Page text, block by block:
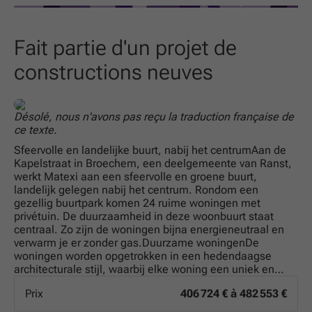
commerces et infrastructures nécessaires au quotidien.
également aux résidents de profiter d’un environnement
serein. Pour les acheteurs intéressés par cette
opportunité exceptionnelle, il est conseillé de prendre
Christophe Blassieaux au
pour organiser une visite ou obtenir plus d’informations
de Broechem.
* Ce texte est généré à partir d’une intelligence artificielle.
Fait partie d'un projet de
constructions neuves
Désolé, nous n'avons pas reçu la traduction française de
ce texte.
Sfeervolle en landelijke buurt, nabij het centrumAan de
Kapelstraat in Broechem, een deelgemeente van Ranst,
werkt Matexi aan een sfeervolle en groene buurt,
landelijk gelegen nabij het centrum. Rondom een
gezellig buurtpark komen 24 ruime woningen met
privétuin. De duurzaamheid in deze woonbuurt staat
centraal. Zo zijn de woningen bijna energieneutraal en
verwarm je er zonder gas.Duurzame woningenDe
woningen worden opgetrokken in een hedendaagse
architecturale stijl, waarbij elke woning een uniek en
te verwarmen. Ze bieden al het moderne comfort,
Prix 406 724 € à 482 553 €